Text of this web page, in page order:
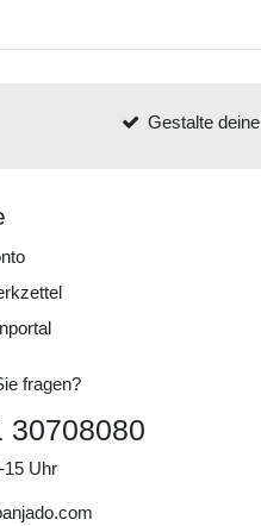
Gestalte
fragen?
30708080
15 Uhr